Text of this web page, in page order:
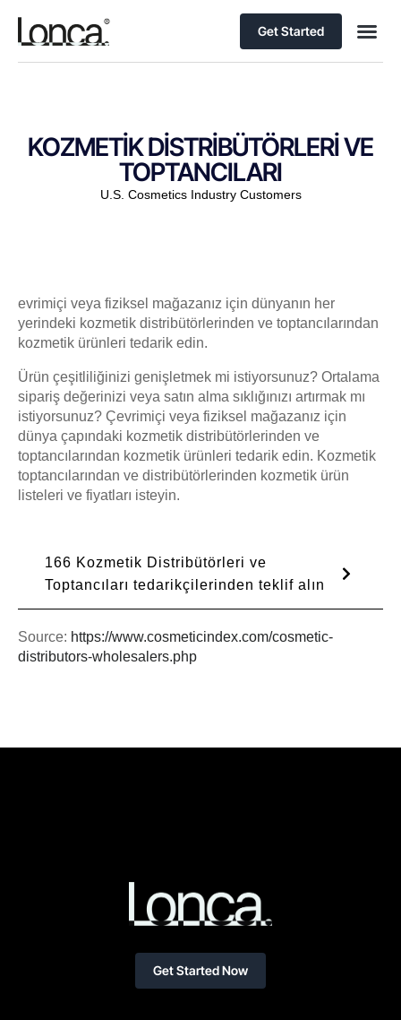
Get Started
KOZMETİK DİSTRİBÜTÖRLERİ VE
TOPTANCILARI
U.S. Cosmetics Industry Customers
evrimiçi veya fiziksel mağazanız için dünyanın her
yerindeki kozmetik distribütörlerinden ve toptancılarından
kozmetik ürünleri tedarik edin.
Ürün çeşitliliğinizi genişletmek mi istiyorsunuz? Ortalama
sipariş değerinizi veya satın alma sıklığınızı artırmak mı
istiyorsunuz? Çevrimiçi veya fiziksel mağazanız için
dünya çapındaki kozmetik distribütörlerinden ve
toptancılarından kozmetik ürünleri tedarik edin. Kozmetik
toptancılarından ve distribütörlerinden kozmetik ürün
listeleri ve fiyatları isteyin.
166 Kozmetik Distribütörleri ve
Toptancıları tedarikçilerinden teklif alın
Source: https://www.cosmeticindex.com/cosmetic-
distributors-wholesalers.php
Get Started Now